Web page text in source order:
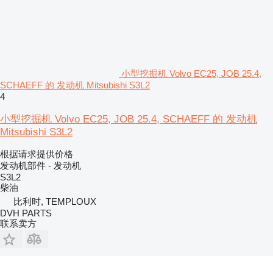
小型挖掘机 Volvo EC25, JOB 25.4,
SCHAEFF 的 发动机 Mitsubishi S3L2
4
小型挖掘机 Volvo EC25, JOB 25.4, SCHAEFF 的 发动机
Mitsubishi S3L2
根据请求提供价格
发动机部件 - 发动机
S3L2
柴油
比利时, TEMPLOUX
DVH PARTS
联系卖方